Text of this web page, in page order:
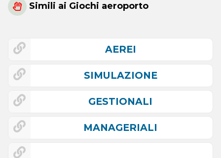
Simili ai Giochi aeroporto
AEREI
SIMULAZIONE
GESTIONALI
MANAGERIALI